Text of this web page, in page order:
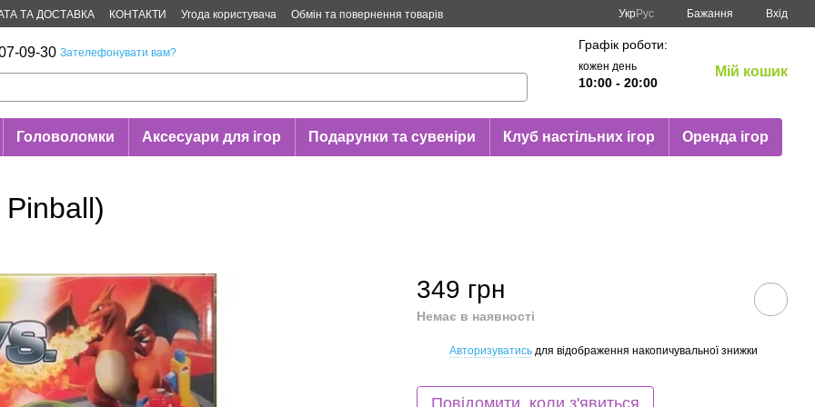
ТА ДОСТАВКА КОНТАКТИ Угода користувача
Обмін та повернення товарів
УкрРус Бажання Вхід
09-30 Зателефонувати вам?
Графік роботи:
кожен день
10:00 - 20:00
Мій кошик
Головоломки Аксесуари для ігор Подарунки та сувеніри Клуб настільних ігор Оренда ігор
349 грн
Немає в наявності
Авторизуватись для відображення накопичувальної знижки
Повідомити, коли з'явиться